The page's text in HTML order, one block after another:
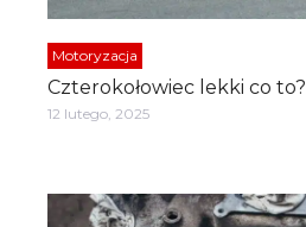
Motoryzacja
Czterokołowiec lekki co to?
12 lutego, 2025